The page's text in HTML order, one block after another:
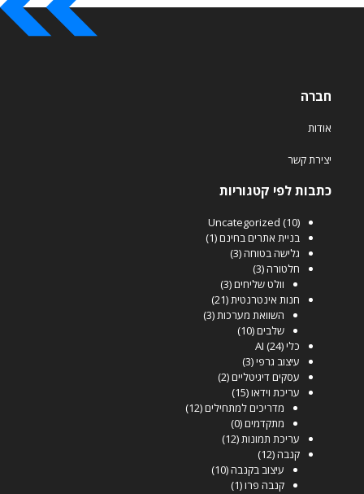
חברה
אודות
יצירת קשר
כתבות לפי קטגוריות
Uncategorized (10)
בניית אתרים בחינם(1)
גלישה בטוחה(3)
חלטורה(3)
וולט שליחים(3)
חנות אינטרנטית(21)
השוואת מערכות(3)
שלבים(10)
כלי AI(24)
עיצוב גרפי(3)
עסקים דיגיטליים(2)
עריכת וידאו(15)
מדריכים למתחילים(12)
מתקדמים(0)
עריכת תמונות(12)
קנבה(12)
עיצוב בקנבה(10)
קנבה פרו(1)